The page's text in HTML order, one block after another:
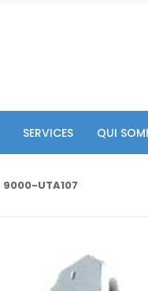
SERVICES QUI
9000-UTA107